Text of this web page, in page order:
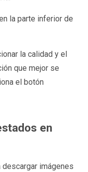
la parte inferior de
la calidad y el
que mejor se
el botón
en
imágenes